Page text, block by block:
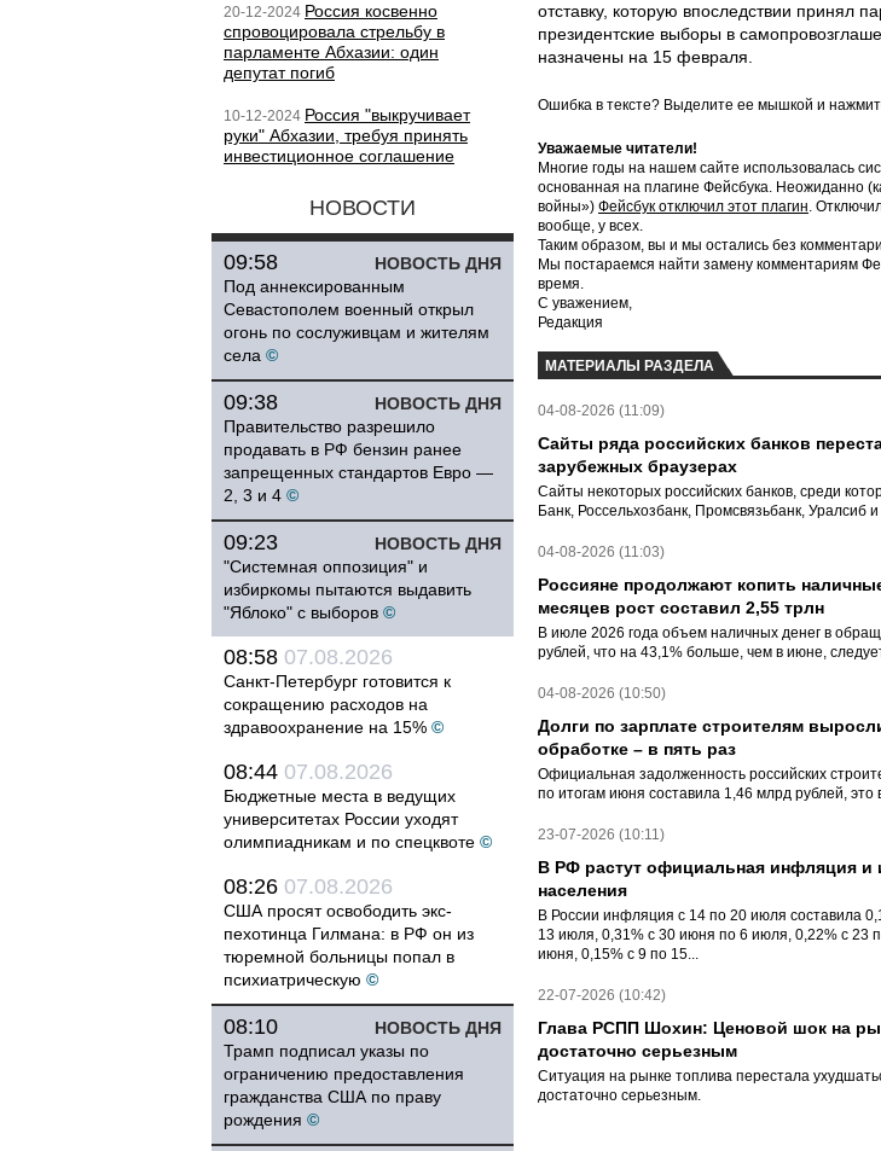
20-12-2024 Россия косвенно
спровоцировала стрельбу в
парламенте Абхазии: один
депутат погиб
10-12-2024 Россия "выкручивает
руки" Абхазии, требуя принять
инвестиционное соглашение
НОВОСТИ
НОВОСТЬ ДНЯ
09:58
Под аннексированным
Севастополем военный открыл
огонь по сослуживцам и жителям
села ©
НОВОСТЬ ДНЯ
09:38
Правительство разрешило
продавать в РФ бензин ранее
запрещенных стандартов Евро —
2, 3 и 4 ©
НОВОСТЬ ДНЯ
09:23
"Системная оппозиция" и
избиркомы пытаются выдавить
"Яблоко" с выборов ©
08:58 07.08.2026
Санкт-Петербург готовится к
сокращению расходов на
здравоохранение на 15% ©
08:44 07.08.2026
Бюджетные места в ведущих
университетах России уходят
олимпиадникам и по спецквоте ©
08:26 07.08.2026
США просят освободить экс-
пехотинца Гилмана: в РФ он из
тюремной больницы попал в
психиатрическую ©
НОВОСТЬ ДНЯ
08:10
Трамп подписал указы по
ограничению предоставления
гражданства США по праву
рождения ©
отставку, которую впоследствии принял
президентские выборы в
назначены на 15 февраля.
Ошибка в тексте? Выделите ее мышкой и
Уважаемые читатели!
Многие годы на нашем сайте использовалась
основанная на плагине Фейсбука. Неожиданно
войны») Фейсбук отключил этот плагин.
вообще, у всех.
Таким образом, вы и мы остались без
Мы постараемся найти замену комментариям
время.
С уважением,
Редакция
МАТЕРИАЛЫ РАЗДЕЛА
04-08-2026 (11:09)
Сайты ряда российских банков
зарубежных браузерах
Сайты некоторых российских банков, среди
Банк, Россельхозбанк, Промсвязьбанк, Уралсиб и
04-08-2026 (11:03)
Россияне продолжают копить
месяцев рост составил 2,55 трлн
В июле 2026 года объем наличных денег в
рублей, что на 43,1% больше, чем в июне,
04-08-2026 (10:50)
Долги по зарплате строителям
обработке – в пять раз
Официальная задолженность российских
по итогам июня составила 1,46 млрд рублей,
23-07-2026 (10:11)
В РФ растут официальная инфляция
населения
В России инфляция с 14 по 20 июля составила
13 июля, 0,31% с 30 июня по 6 июля, 0,22% с 23
июня, 0,15% c 9 по 15...
22-07-2026 (10:42)
Глава РСПП Шохин: Ценовой шок на
достаточно серьезным
Ситуация на рынке топлива перестала
достаточно серьезным.